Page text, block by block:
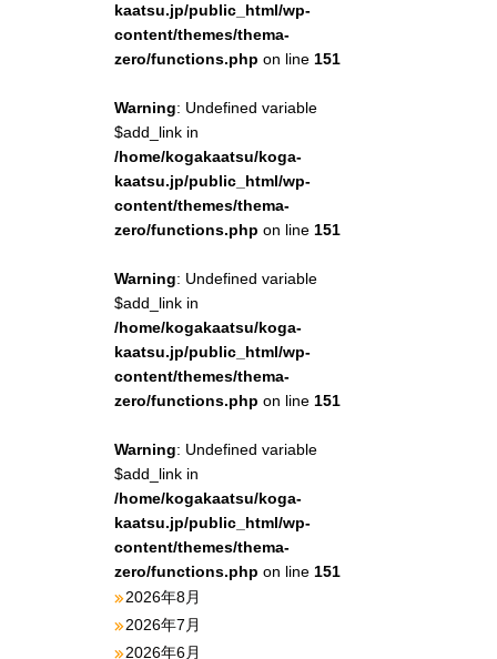
kaatsu.jp/public_html/wp-
content/themes/thema-
zero/functions.php on line 151
Warning: Undefined variable
$add_link in
/home/kogakaatsu/koga-
kaatsu.jp/public_html/wp-
content/themes/thema-
zero/functions.php on line 151
Warning: Undefined variable
$add_link in
/home/kogakaatsu/koga-
kaatsu.jp/public_html/wp-
content/themes/thema-
zero/functions.php on line 151
Warning: Undefined variable
$add_link in
/home/kogakaatsu/koga-
kaatsu.jp/public_html/wp-
content/themes/thema-
zero/functions.php on line 151
2026年8月
2026年7月
2026年6月